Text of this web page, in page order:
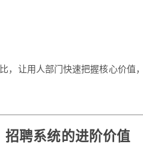
让用人部门快速把握核心价值
招聘系统的进阶价值